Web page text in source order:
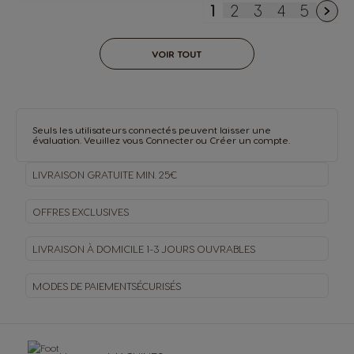
You're currently
1 Page
2 Page
3 Page
4 Page
5
VOIR TOUT
Seuls les utilisateurs connectés peuvent laisser une
évaluation. Veuillez vous Connecter ou Créer un compte
LIVRAISON GRATUITE MIN. 25€
OFFRES EXCLUSIVES
LIVRAISON À DOMICILE 1-3 JOURS OUVRABLES
MODES DE PAIEMENTSÉCURISÉS